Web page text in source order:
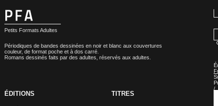
Petits Formats Adultes
Périodiques de bandes dessinées en noir et blanc aux couvertures
couleur, de format poche et à dos carré.
Romans dessinés faits par des adultes, réservés aux adultes.
/
ÉDITIONS TITRES